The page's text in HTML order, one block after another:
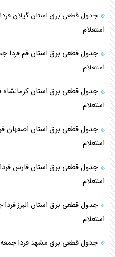
استعلام
استعلام
استعلام
استعلام
استعلام
استعلام
جدول قطعی برق مشهد فردا جمعه ۱۶ مرداد ۱۴۰۵ + نحوه استعلام